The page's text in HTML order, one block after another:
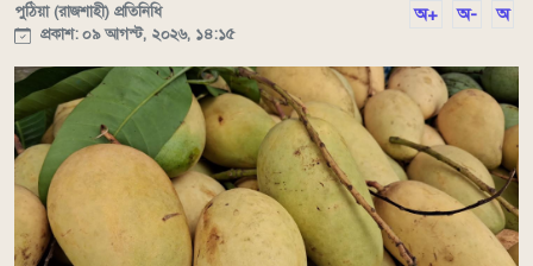
পুঠিয়া (রাজশাহী) প্রতিনিধি
প্রকাশ: ০৯ আগস্ট, ২০২৬, ১৪:১৫
অ+ অ- অ